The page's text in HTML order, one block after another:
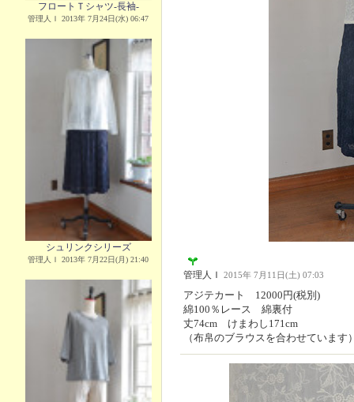
フロートＴシャツ-長袖-
管理人Ｉ 2013年 7月24日(水) 06:47
シュリンクシリーズ
管理人Ｉ 2013年 7月22日(月) 21:40
管理人Ｉ 2015年 7月11日(土) 07:03
アジテカート 12000円(税別)
綿100％レース 綿裏付
丈74cm けまわし171cm
（布帛のブラウスを合わせています